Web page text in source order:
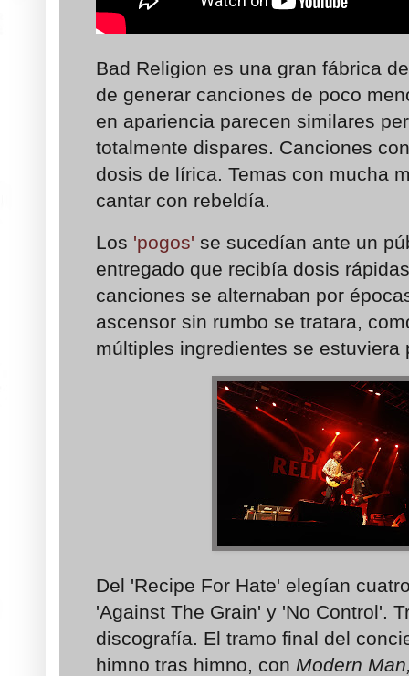
Bad Religion es una gran fábrica
de generar canciones de poco
en apariencia parecen similares
totalmente dispares. Canciones
dosis de lírica. Temas con mucha
cantar con rebeldía.
Los 'pogos' se sucedían ante un
entregado que recibía dosis
canciones se alternaban por
ascensor sin rumbo se tratara,
múltiples ingredientes se
Del 'Recipe For Hate' elegían
'Against The Grain' y 'No Control'.
discografía. El tramo final del
himno tras himno, con Modern